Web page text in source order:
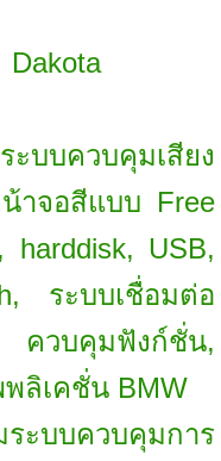
ะบบควบคุมเสียง
าจอสีแบบ Free
USB,
ระบบเชื่อมต่อ
ควบคุมฟังก์ชั่น,
ลิเคชั่น BMW
ะบบควบคุมการ